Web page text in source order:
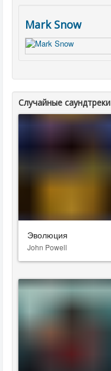
Mark Snow
Случайные саундтреки
Эволюция
John Powell